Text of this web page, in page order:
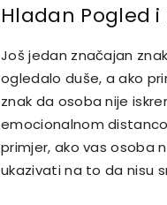
Hladan Pogled
Još jedan značajan
ogledalo duše, a ako
znak da osoba nije
emocionalnom
primjer, ako vas osoba
ukazivati na to da nisu